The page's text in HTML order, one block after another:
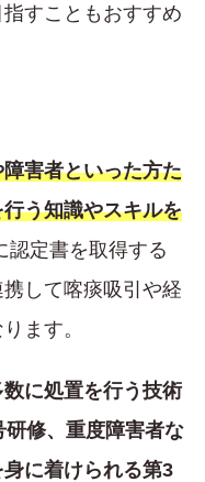
すこともおすすめ
害者といった方た
う知識やスキルを
認定書を取得する
して喀痰吸引や経
ます。
に処置を行う技術
修、重度障害者な
に着けられる第3